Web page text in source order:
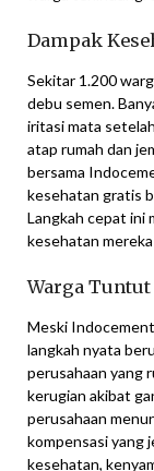
Dampak
Sekitar 1.200
debu semen.
iritasi mata
atap rumah dan
bersama
kesehatan gratis
Langkah cepat ini
kesehatan
Warga
Meski
langkah nyata
perusahaan yang
kerugian akibat
perusahaan
kompensasi yang
kesehatan,